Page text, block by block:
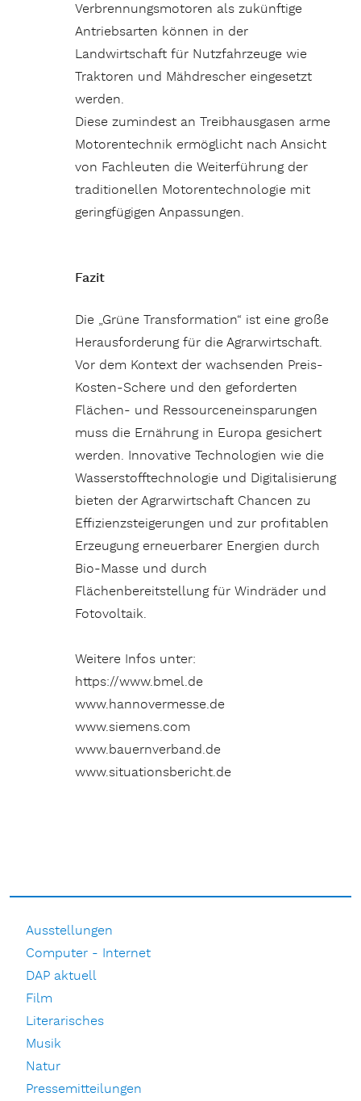
Verbrennungsmotoren als zukünftige
Antriebsarten können in der
Landwirtschaft für Nutzfahrzeuge wie
Traktoren und Mähdrescher eingesetzt
werden.
Diese zumindest an Treibhausgasen arme
Motorentechnik ermöglicht nach Ansicht
von Fachleuten die Weiterführung der
traditionellen Motorentechnologie mit
geringfügigen Anpassungen.
Fazit
Die „Grüne Transformation“ ist eine große
Herausforderung für die Agrarwirtschaft.
Vor dem Kontext der wachsenden Preis-
Kosten-Schere und den geforderten
Flächen- und Ressourceneinsparungen
muss die Ernährung in Europa gesichert
werden. Innovative Technologien wie die
Wasserstofftechnologie und Digitalisierung
bieten der Agrarwirtschaft Chancen zu
Effizienzsteigerungen und zur profitablen
Erzeugung erneuerbarer Energien durch
Bio-Masse und durch
Flächenbereitstellung für Windräder und
Fotovoltaik.
Weitere Infos unter:
https://www.bmel.de
www.hannovermesse.de
www.siemens.com
www.bauernverband.de
www.situationsbericht.de
Ausstellungen
Computer - Internet
DAP aktuell
Film
Literarisches
Musik
Natur
Pressemitteilungen